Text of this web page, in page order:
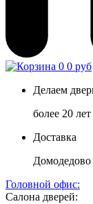
0 0 руб
Делаем
более 20 лет
Доставка
Головной офис:
Салона дверей: